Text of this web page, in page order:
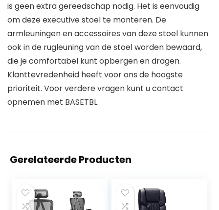
is geen extra gereedschap nodig. Het is eenvoudig
om deze executive stoel te monteren. De
armleuningen en accessoires van deze stoel kunnen
ook in de rugleuning van de stoel worden bewaard,
die je comfortabel kunt opbergen en dragen.
Klanttevredenheid heeft voor ons de hoogste
prioriteit. Voor verdere vragen kunt u contact
opnemen met BASETBL.
Gerelateerde Producten